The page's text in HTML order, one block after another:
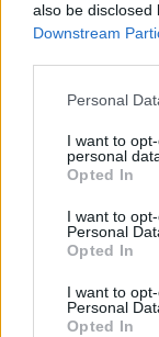
also be disclosed
Downstream
Personal
I want to
personal
Opted In
I want to
Personal
Opted In
I want to
Personal
Opted In
2026.
Meddig
személyi?